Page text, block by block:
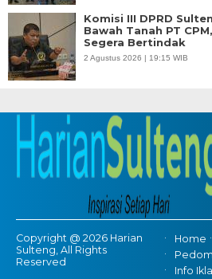
Komisi III DPRD
Bawah Tanah PT
Segera Bertindak
2 Agustus 2026 | 19:15 WIB
Copyright @ 2026 Harian
Sulteng, All Rights
Reserved
Home
Info